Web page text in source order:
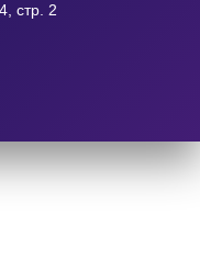
стр. 2